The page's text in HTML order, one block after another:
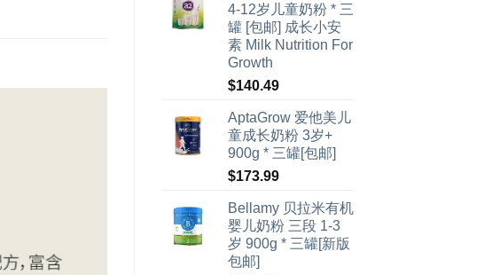
4-12岁儿童奶粉 * 三
罐 [包邮] 成长小安
素 Milk Nutrition For
Growth
$140.49
AptaGrow 爱他美儿
童成长奶粉 3岁+
900g * 三罐[包邮]
$173.99
Bellamy 贝拉米有机
婴儿奶粉 三段 1-3
岁 900g * 三罐[新版
包邮]